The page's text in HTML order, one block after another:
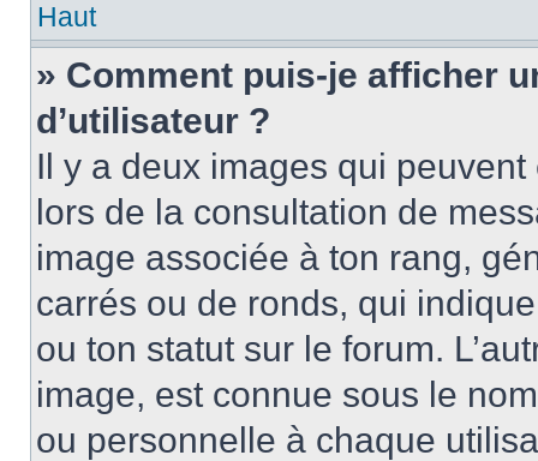
Haut
» Comment puis-je afficher
d’utilisateur ?
Il y a deux images qui
lors de la consultation de
image associée à ton rang,
carrés ou de ronds, qui
ou ton statut sur le forum.
image, est connue sous le
ou personnelle à chaque